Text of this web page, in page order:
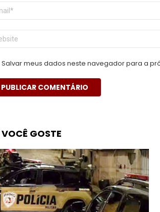
Salvar meus dados neste navegador para a
GOSTE